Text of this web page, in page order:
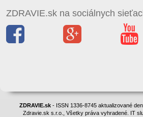
ZDRAVIE.sk na sociálnych
ZDRAVIE.sk- ISSN 1336-8745 aktualizované
Zdravie.sk s.r.o., Všetky práva vyhradené. IT